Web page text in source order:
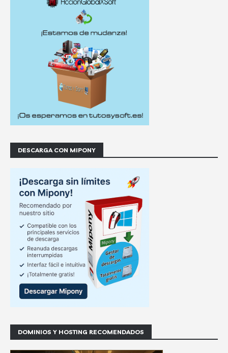
DESCARGA CON MIPONY
DOMINIOS Y HOSTING RECOMENDADOS